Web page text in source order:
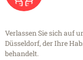
Verlassen Sie sich auf
Düsseldorf, der Ihre
behandelt.